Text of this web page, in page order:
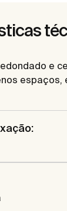
e
espaços,